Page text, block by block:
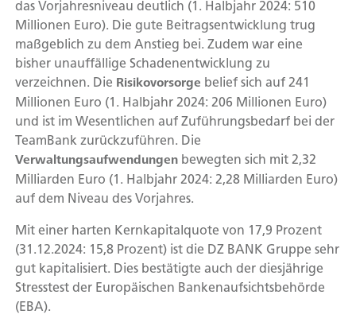
das Vorjahresniveau deutlich (1. Halbjahr 2024: 510
Millionen Euro). Die gute Beitragsentwicklung trug
maßgeblich zu dem Anstieg bei. Zudem war eine
bisher unauffällige Schadenentwicklung zu
verzeichnen. Die Risikovorsorge belief sich auf 241
Millionen Euro (1. Halbjahr 2024: 206 Millionen Euro)
und ist im Wesentlichen auf Zuführungsbedarf bei der
TeamBank zurückzuführen. Die
Verwaltungsaufwendungen bewegten sich mit 2,32
Milliarden Euro (1. Halbjahr 2024: 2,28 Milliarden Euro)
auf dem Niveau des Vorjahres.
Mit einer harten Kernkapitalquote von 17,9 Prozent
(31.12.2024: 15,8 Prozent) ist die DZ BANK Gruppe sehr
gut kapitalisiert. Dies bestätigte auch der diesjährige
Stresstest der Europäischen Bankenaufsichtsbehörde
(EBA).